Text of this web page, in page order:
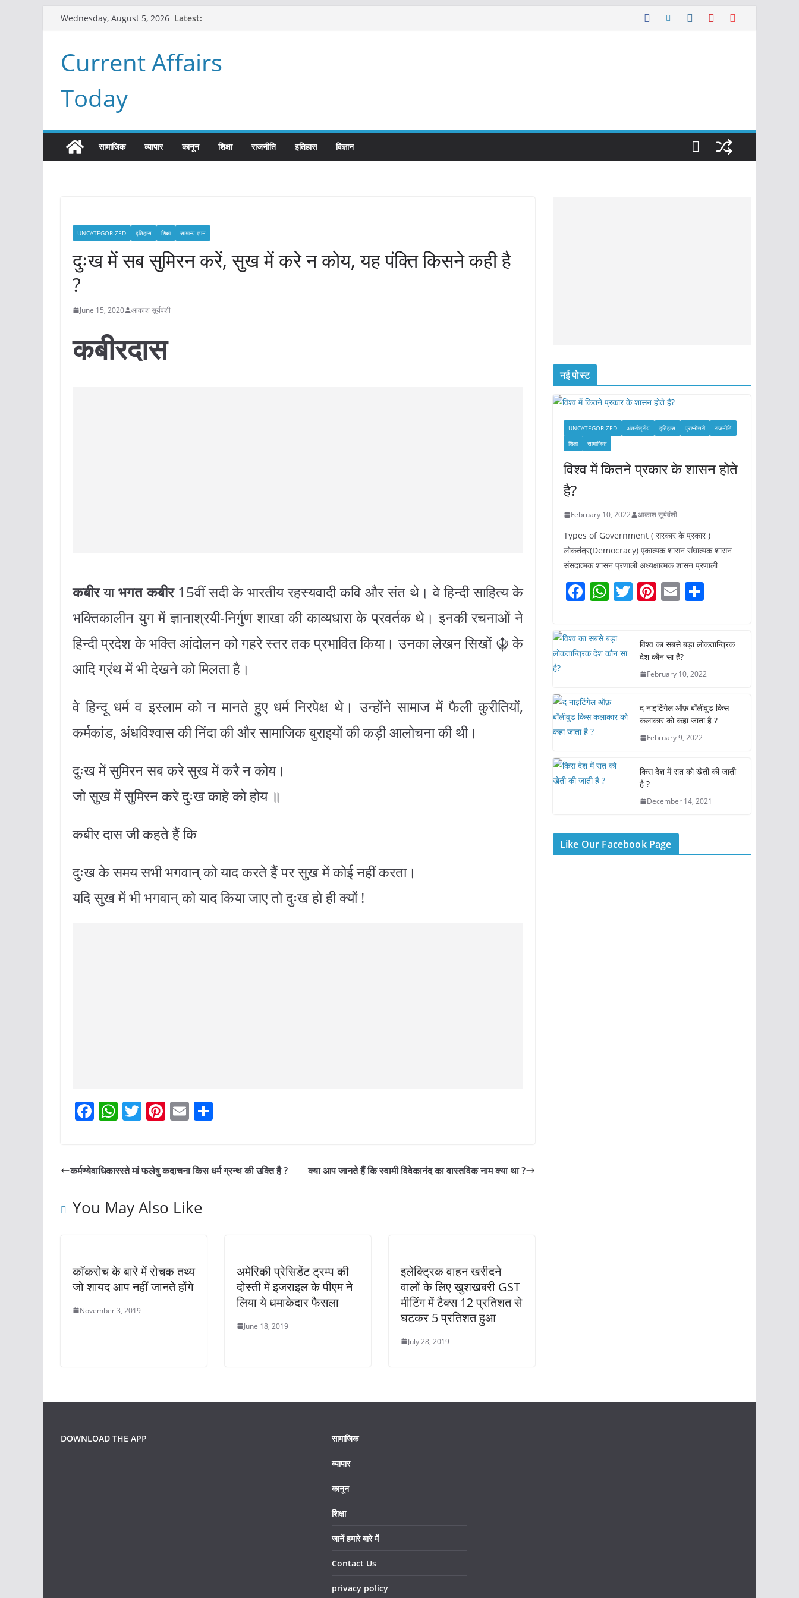
Wednesday, August 5, 2026 Latest:
Current Affairs
Today
सामाजिक व्यापार कानून शिक्षा राजनीति इतिहास विज्ञान
UNCATEGORIZED इतिहास शिक्षा सामान्य ज्ञान
दुःख में सब सुमिरन करें, सुख में करे न कोय, यह पंक्ति किसने कही है
?
June 15, 2020 आकाश सूर्यवंशी
कबीरदास
कबीरयाभगत कबीर15वीं सदी के भारतीय रहस्यवादी कवि और संत थे। वे हिन्दी साहित्य के
भक्तिकालीन युग में ज्ञानाश्रयी-निर्गुण शाखा की काव्यधारा के प्रवर्तक थे। इनकी रचनाओं ने
हिन्दी प्रदेश के भक्ति आंदोलन को गहरे स्तर तक प्रभावित किया। उनका लेखन सिखों ☬ के
आदि ग्रंथ में भी देखने को मिलता है।
वे हिन्दू धर्म व इस्लाम को न मानते हुए धर्म निरपेक्ष थे। उन्होंने सामाज में फैली कुरीतियों,
कर्मकांड, अंधविश्वास की निंदा की और सामाजिक बुराइयों की कड़ी आलोचना की थी।
दुःख में सुमिरन सब करे सुख में करै न कोय।
जो सुख में सुमिरन करे दुःख काहे को होय ॥
कबीर दास जी कहते हैं कि
दुःख के समय सभी भगवान् को याद करते हैं पर सुख में कोई नहीं करता।
यदि सुख में भी भगवान् को याद किया जाए तो दुःख हो ही क्यों !
F
e
o
W
s
p
p
T
er
Pi
e
E
l e
कर्मण्येवाधिकारस्ते मां फलेषु कदाचना किस धर्म ग्रन्थ की उक्ति है ? क्या आप जानते हैं कि स्वामी विवेकानंद का वास्तविक नाम क्या था ?
You May Also Like
कॉकरोच के बारे में रोचक तथ्य
जो शायद आप नहीं जानते होंगे
November 3, 2019
अमेरिकी प्रेसिडेंट ट्रम्प की
दोस्ती में इजराइल के पीएम ने
लिया ये धमाकेदार फैसला
June 18, 2019
इलेक्ट्रिक वाहन खरीदने
वालों के लिए खुशखबरी GST
मीटिंग में टैक्स 12 प्रतिशत से
घटकर 5 प्रतिशत हुआ
July 28, 2019
नई पोस्ट
UNCATEGORIZED अंतर्राष्ट्रीय इतिहास प्रश्नोत्तरी
राजनीति
शिक्षा
सामाजिक
विश्व में कितने प्रकार के शासन होते
है?
February 10, 2022 आकाश सूर्यवंशी
Types of Government ( सरकार के प्रकार )
लोकतंत्र(Democracy) एकात्मक शासन संघात्मक शासन
संसदात्मक शासन प्रणाली अध्यक्षात्मक शासन प्रणाली
F
c
e
o
k
W
at
s
p
T
er
Pi
e
st
E
l e
विश्व का सबसे बड़ा लोकतान्त्रिक
देश कौन सा है?
February 10, 2022
द नाइटिंगेल ऑफ़ बॉलीवुड किस
कलाकार को कहा जाता है ?
February 9, 2022
किस देश में रात को खेती की जाती
है ?
December 14, 2021
Like Our Facebook Page
DOWNLOAD THE APP सामाजिक
व्यापार
कानून
शिक्षा
जानें हमारे बारे में
Contact Us
privacy policy